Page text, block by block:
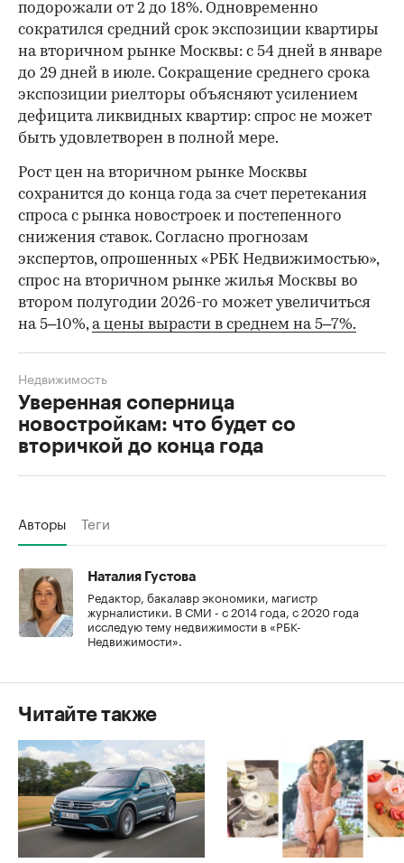
подорожали от 2 до 18%. Одновременно
сократился средний срок экспозиции квартиры
на вторичном рынке Москвы: с 54 дней в январе
до 29 дней в июле. Сокращение среднего срока
экспозиции риелторы объясняют усилением
дефицита ликвидных квартир: спрос не может
быть удовлетворен в полной мере.
Рост цен на вторичном рынке Москвы
сохранится до конца года за счет перетекания
спроса с рынка новостроек и постепенного
снижения ставок. Согласно прогнозам
экспертов, опрошенных «РБК Недвижимостью»,
спрос на вторичном рынке жилья Москвы во
втором полугодии 2026-го может увеличиться
на 5–10%,а цены вырасти в среднем на 5–7%.
Уверенная соперница
новостройкам: что будет со
вторичкой до конца года
Недвижимость
Авторы Теги
Наталия Густова
Редактор, бакалавр экономики, магистр
журналистики. В СМИ - с 2014 года, с 2020 года
исследую тему недвижимости в «РБК-
Недвижимости».
Читайте также